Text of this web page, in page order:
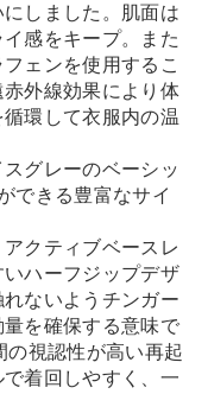
しました。肌面は
感をキープ。また
ェンを使用するこ
外線効果により体
環して衣服内の温
グレーのベーシッ
できる豊富なサイ
クティブベースレ
ハーフジップデザ
ないようチンガー
を確保する意味で
の視認性が高い再起
着回しやすく、一